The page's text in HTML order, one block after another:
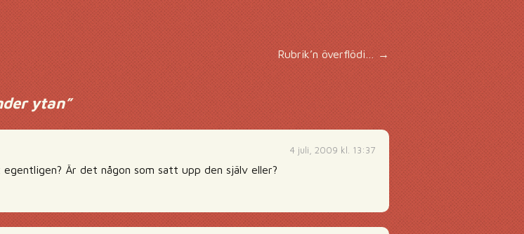
Rubrik’n överflödi…→
ytan”
4 juli, 2009 kl. 13:37
Är det någon som satt upp den själv eller?